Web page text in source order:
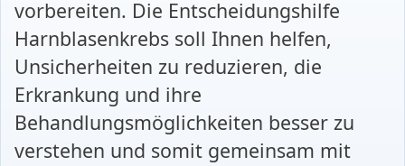
vorbereiten. Die Entscheidungshilfe
Harnblasenkrebs soll Ihnen helfen,
Unsicherheiten zu reduzieren, die
Erkrankung und ihre
Behandlungsmöglichkeiten besser zu
verstehen und somit gemeinsam mit